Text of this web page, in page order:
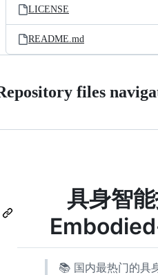
LICENSE
README.md
files
具身智
📚 国内最热门的具